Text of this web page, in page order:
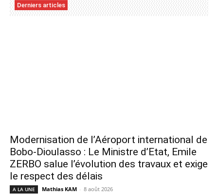
Derniers articles
Modernisation de l’Aéroport international de
Bobo-Dioulasso : Le Ministre d’Etat, Emile
ZERBO salue l’évolution des travaux et exige
le respect des délais
A LA UNE Mathias KAM - 8 août 2026